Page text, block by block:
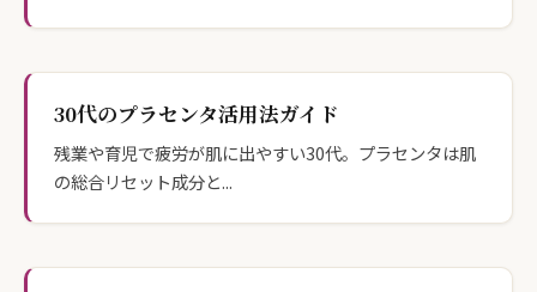
30代のプラセンタ活用法ガイド
残業や育児で疲労が肌に出やすい30代。プラセンタは肌
の総合リセット成分と...